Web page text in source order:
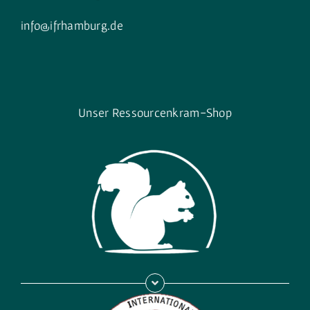
info@ifrhamburg.de
Unser Ressourcenkram-Shop